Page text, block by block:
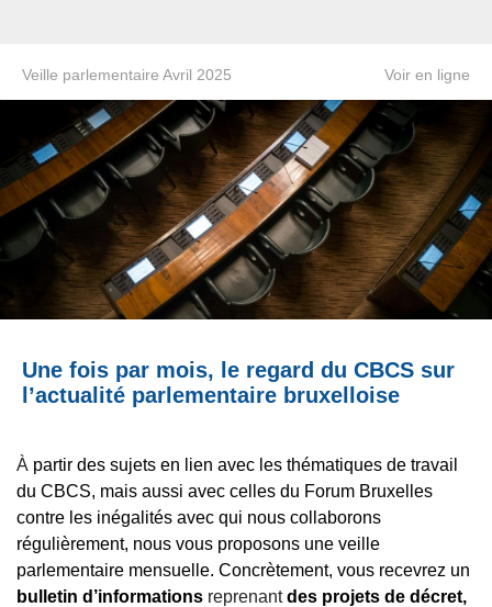
Veille parlementaire Avril 2025 Voir en ligne
Une fois par mois, le regard du CBCS sur
l’actualité parlementaire bruxelloise
À partir des sujets en lien avec les thématiques de travail
du CBCS, mais aussi avec celles du Forum Bruxelles
contre les inégalités avec qui nous collaborons
régulièrement, nous vous proposons une veille
parlementaire mensuelle. Concrètement, vous recevrez un
bulletin d’informations reprenantdes projets de décret,